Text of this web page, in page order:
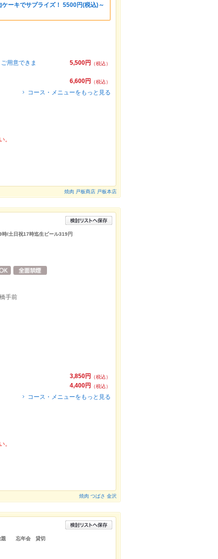
ケーキでサプライズ！ 5500円(税込)～
5,500円
（税込）
用意できま
6,600円
（税込）
コース・メニューをもっと見る
。
焼肉 戸板商店 戸板本店
時/土日祝17時迄生ビール319円
手前
3,850円
（税込）
4,400円
（税込）
コース・メニューをもっと見る
。
焼肉 つばさ 金沢
放題 忘年会 貸切